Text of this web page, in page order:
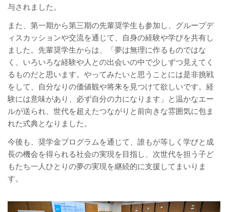
与されました。
また、第一期から第三期の先輩奨学生も参加し、グループデ
ィスカッションや交流を通じて、自身の経験や学びを共有し
ました。先輩奨学生からは、「夢は無理に作るものではな
く、いろいろな経験や人との出会いの中で少しずつ見えてく
るものだと思います。やってみたいと思うことには是非挑戦
をして、自分なりの価値観や将来を見つけて欲しいです。経
験には意味があり、必ず自分の力になります」と温かなエー
ルが送られ、世代を超えたつながりと前向きな雰囲気に包ま
れた式典となりました。
今後も、奨学金プログラムを通じて、誰もが等しく学びと成
長の機会を得られる社会の実現を目指し、次世代を担う子ど
もたち一人ひとりの夢の実現を継続的に支援してまいりま
す。